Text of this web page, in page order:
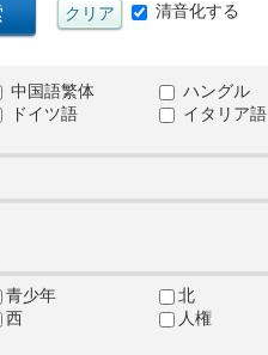
清音化する
中国語繁体 ハングル
ドイツ語 イタリア語
青少年 北
西 人権